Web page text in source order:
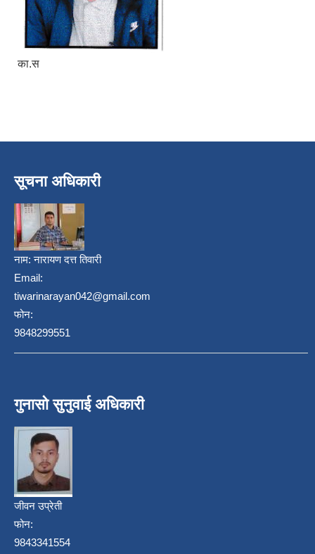
का.स
सूचना अधिकारी
नाम:नारायण दत्त तिवारी
Email:
tiwarinarayan042@gmail.com
फोन:
9848299551
गुनासो सुनुवाई अधिकारी
जीवन उप्रेती
फोन:
9843341554